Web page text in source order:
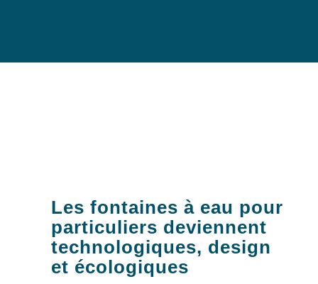
Les fontaines à eau pour
particuliers deviennent
technologiques, design
et écologiques